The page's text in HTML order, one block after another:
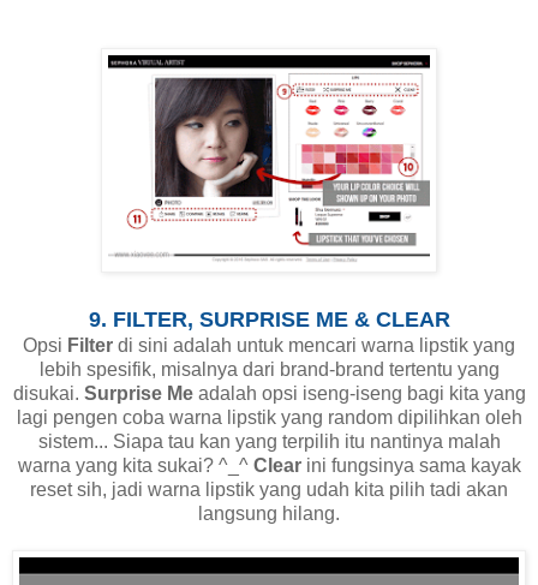
9. FILTER, SURPRISE ME & CLEAR
Opsi Filter di sini adalah untuk mencari warna lipstik yang
lebih spesifik, misalnya dari brand-brand tertentu yang
disukai. Surprise Meadalah opsi iseng-iseng bagi kita yang
lagi pengen coba warna lipstik yang random dipilihkan oleh
sistem... Siapa tau kan yang terpilih itu nantinya malah
warna yang kita sukai? ^_^ Clearini fungsinya sama kayak
reset sih, jadi warna lipstik yang udah kita pilih tadi akan
langsung hilang.